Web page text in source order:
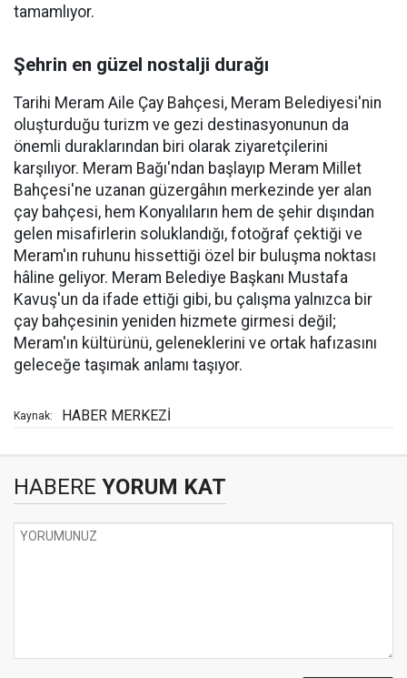
tamamlıyor.
Şehrin en güzel nostalji durağı
Tarihi Meram Aile Çay Bahçesi, Meram Belediyesi'nin
oluşturduğu turizm ve gezi destinasyonunun da
önemli duraklarından biri olarak ziyaretçilerini
karşılıyor. Meram Bağı'ndan başlayıp Meram Millet
Bahçesi'ne uzanan güzergâhın merkezinde yer alan
çay bahçesi, hem Konyalıların hem de şehir dışından
gelen misafirlerin soluklandığı, fotoğraf çektiği ve
Meram'ın ruhunu hissettiği özel bir buluşma noktası
hâline geliyor. Meram Belediye Başkanı Mustafa
Kavuş'un da ifade ettiği gibi, bu çalışma yalnızca bir
çay bahçesinin yeniden hizmete girmesi değil;
Meram'ın kültürünü, geleneklerini ve ortak hafızasını
geleceğe taşımak anlamı taşıyor.
Kaynak: HABER MERKEZİ
HABERE YORUM KAT